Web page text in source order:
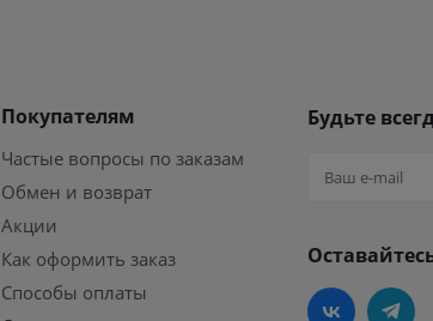
Покупателям
Частые вопросы по заказам
Обмен и возврат
Акции
Как оформить заказ
Способы оплаты
Будьте